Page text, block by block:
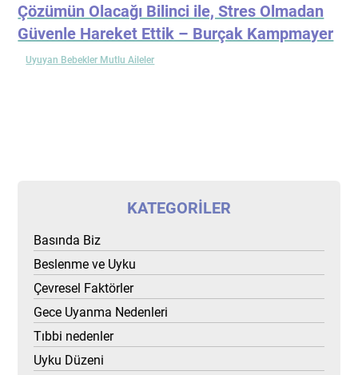
Çözümün Olacağı Bilinci ile, Stres Olmadan
Güvenle Hareket Ettik – Burçak Kampmayer
Uyuyan Bebekler Mutlu Aileler
KATEGORILER
Basında Biz
Beslenme ve Uyku
Çevresel Faktörler
Gece Uyanma Nedenleri
Tıbbi nedenler
Uyku Düzeni